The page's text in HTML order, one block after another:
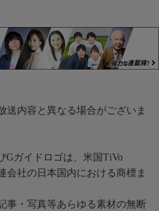
送内容と異なる場合がございま
Gガイドロゴは、米国TiVo
会社の日本国内における商標ま
事・写真等あらゆる素材の無断